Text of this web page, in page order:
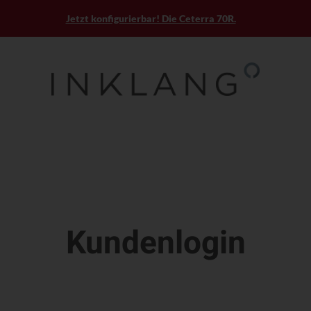
Jetzt konfigurierbar! Die Ceterra 70R.
Kundenlogin